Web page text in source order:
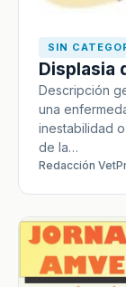
SIN
Displasia
Descripción
una
inestabilidad
de la…
Redacción